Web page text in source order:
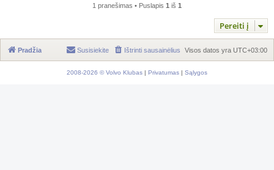
1 pranešimas • Puslapis 1 iš 1
Pereiti į
Pradžia Visos datos yra UTC+03:00
Ištrinti sausainėlius
Susisiekite
2008-2026 © Volvo Klubas | Privatumas | Sąlygos